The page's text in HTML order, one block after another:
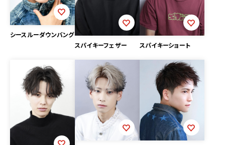
シースルーダウンバング
スパイキーフェザー
スパイキーショート